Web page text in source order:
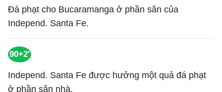
Đá phạt cho Bucaramanga ở phần sân của
Independ. Santa Fe.
90+2'
Independ. Santa Fe được hưởng một quả đá phạt
ở phần sân nhà.